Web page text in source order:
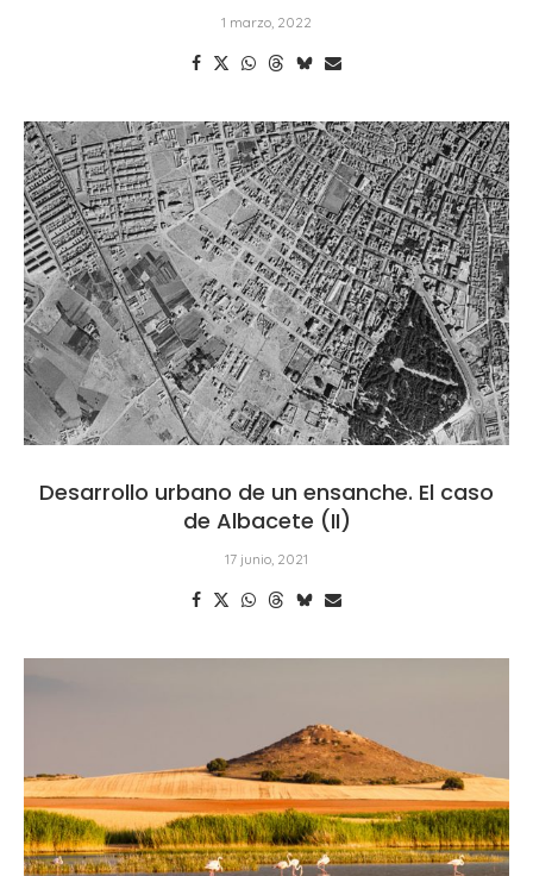
1 marzo, 2022
Desarrollo urbano de un ensanche. El caso
de Albacete (II)
17 junio, 2021